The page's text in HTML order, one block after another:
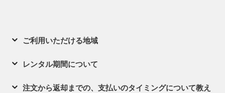
ご利用いただける地域
レンタル期間について
注文から返却までの、支払いのタイミングについて教え